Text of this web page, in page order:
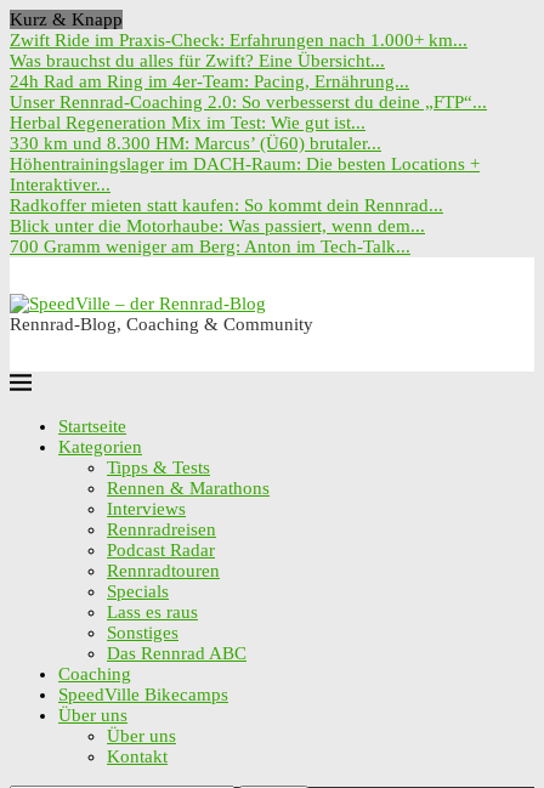
Kurz & Knapp
Zwift Ride im Praxis-Check: Erfahrungen nach 1.000+ km...
Was brauchst du alles für Zwift? Eine Übersicht...
24h Rad am Ring im 4er-Team: Pacing, Ernährung...
Unser Rennrad-Coaching 2.0: So verbesserst du deine „FTP“...
Herbal Regeneration Mix im Test: Wie gut ist...
330 km und 8.300 HM: Marcus’ (Ü60) brutaler...
Höhentrainingslager im DACH-Raum: Die besten Locations +
Interaktiver...
Radkoffer mieten statt kaufen: So kommt dein Rennrad...
Blick unter die Motorhaube: Was passiert, wenn dem...
700 Gramm weniger am Berg: Anton im Tech-Talk...
Rennrad-Blog, Coaching & Community
Startseite
Kategorien
Tipps & Tests
Rennen & Marathons
Interviews
Rennradreisen
Podcast Radar
Rennradtouren
Specials
Lass es raus
Sonstiges
Das Rennrad ABC
Coaching
SpeedVille Bikecamps
Über uns
Über uns
Kontakt